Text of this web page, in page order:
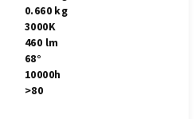
0.660 kg
3000K
460 lm
68°
10000h
>80